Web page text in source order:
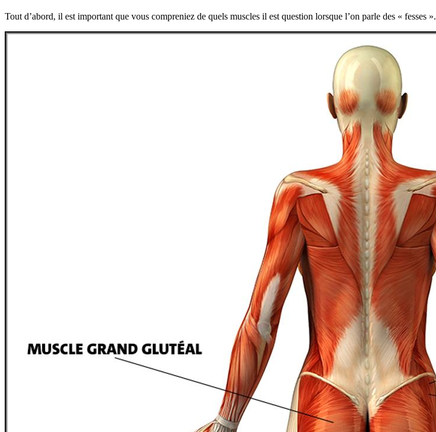
Tout d’abord, il est important que vous compreniez de quels muscles il est question lorsque l’on parle des « fesses ».